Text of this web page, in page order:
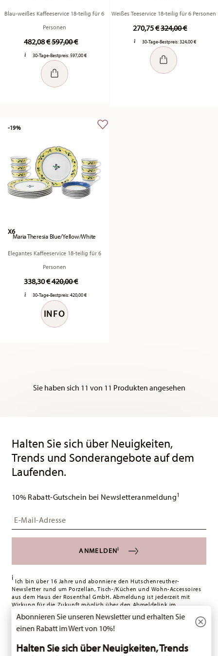
Blau-weißes Kaffeeservice 18-teilig für 6
Personen
482,08 €Price reduced from
597,00 €to
30-Tage-Bestpreis:597,00 €
Weißes Teeservice 18-teilig für 6 Personen
270,75 €Price reduced
324,00 €to
30-Tage-Bestpreis:324,00 €
X6
Maria Theresia Blue/Yellow/White
Elegantes Kaffeeservice 18-teilig für 6
Personen
338,30 €Price reduced from
420,00 €to
30-Tage-Bestpreis:420,00 €
INFO
-19%
Sie haben sich 11 von 11 Produkten angesehen
Halten Sie sich über Neuigkeiten,
Trends und Sonderangebote auf dem
Laufenden.
10% Rabatt-Gutschein bei Newsletteranmeldung1
ANMELDENi
i Ich bin über 16 Jahre und abonniere den Hutschenreuther-
Newsletter rund um Porzellan, Tisch-/Küchen und Wohn-Accessoires
aus dem Haus der Rosenthal GmbH. Abmeldung ist jederzeit mit
Wirkung für die Zukunft möglich über den Abmeldelink im
WIE DÜRFEN WIR IHNEN HELFEN?
Abonnieren Sie unseren Newsletter und erhalten Sie
einen Rabatt im Wert von 10%!
Halten Sie sich über Neuigkeiten, Trends